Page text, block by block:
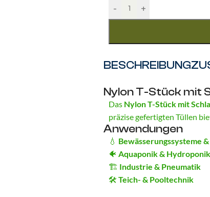
- +
BESCHREIBUNG
Nylon T-Stück mit
Das Nylon T-Stück mit
präzise gefertigten Tüllen
Anwendungen
💧 Bewässerungssysteme
🐠 Aquaponik & Hydroponik
🏗️ Industrie & Pneumatik
🛠️ Teich- & Pooltechnik